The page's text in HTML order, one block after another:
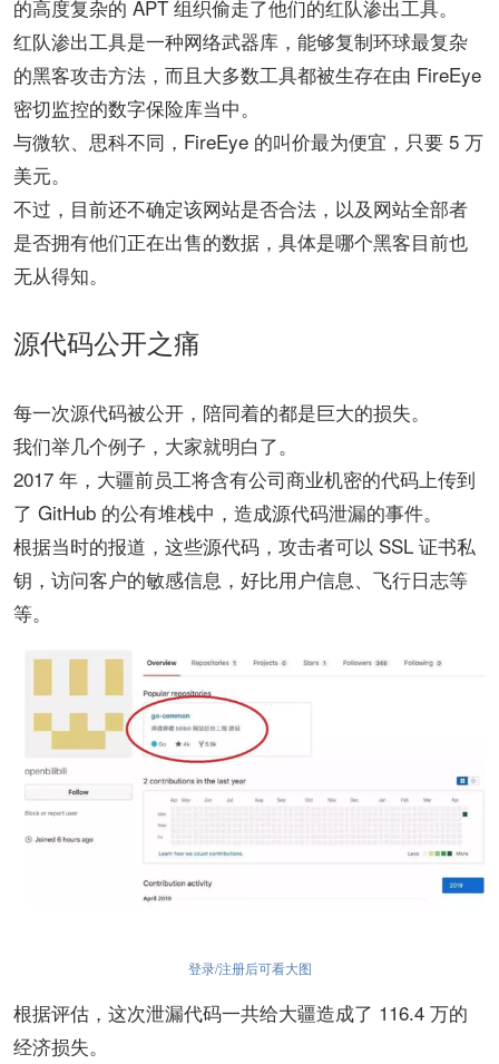
的高度复杂的 APT 组织偷走了他们的红队渗出工具。
红队渗出工具是一种网络武器库，能够复制环球最复杂
的黑客攻击方法，而且大多数工具都被生存在由 FireEye
密切监控的数字保险库当中。
与微软、思科不同，FireEye 的叫价最为便宜，只要 5 万
美元。
不过，目前还不确定该网站是否合法，以及网站全部者
是否拥有他们正在出售的数据，具体是哪个黑客目前也
无从得知。
源代码公开之痛
每一次源代码被公开，陪同着的都是巨大的损失。
我们举几个例子，大家就明白了。
2017 年，大疆前员工将含有公司商业机密的代码上传到
了 GitHub 的公有堆栈中，造成源代码泄漏的事件。
根据当时的报道，这些源代码，攻击者可以 SSL 证书私
钥，访问客户的敏感信息，好比用户信息、飞行日志等
等。
登录/注册后可看大图
根据评估，这次泄漏代码一共给大疆造成了 116.4 万的
经济损失。